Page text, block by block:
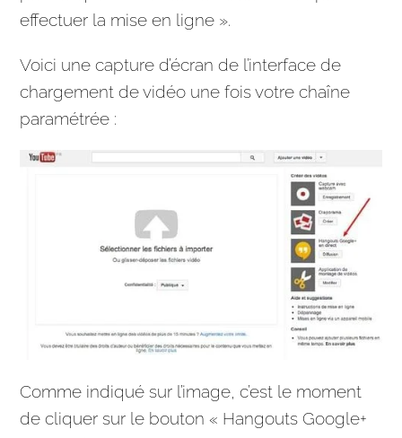
effectuer la mise en ligne ».
Voici une capture d’écran de l’interface de
chargement de vidéo une fois votre chaîne
paramétrée :
Comme indiqué sur l’image, c’est le moment
de cliquer sur le bouton « Hangouts Google+